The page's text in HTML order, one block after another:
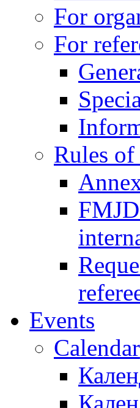
For
For
Rules
Events
Calendar